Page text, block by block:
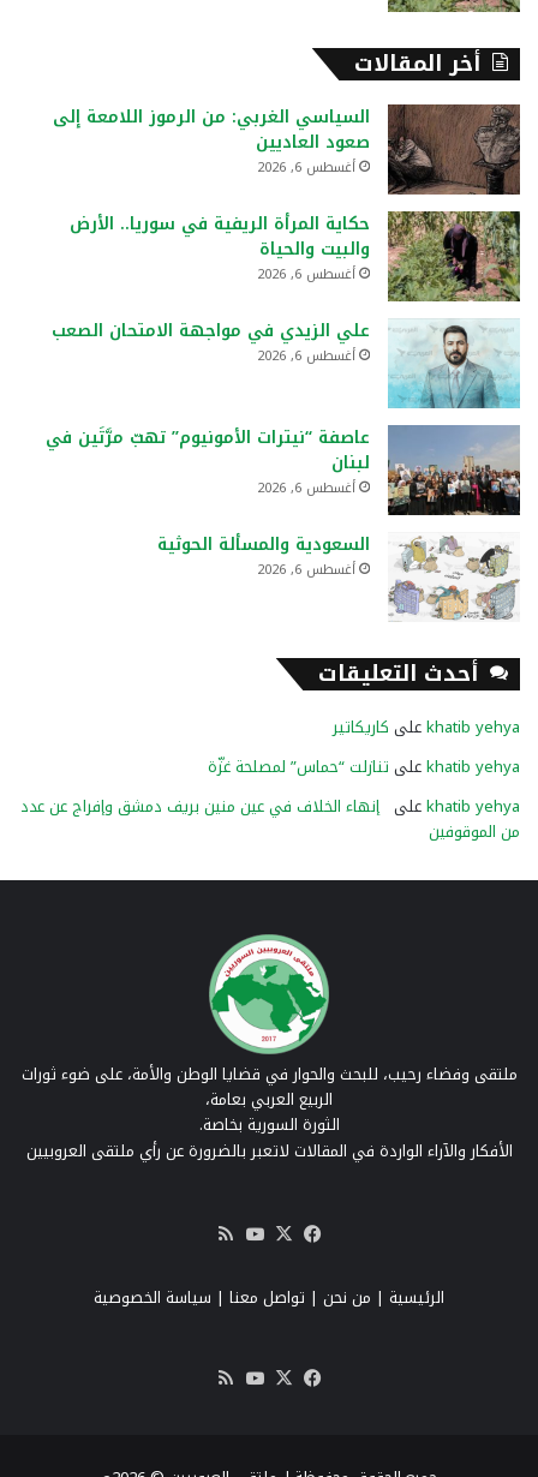
أخر المقالات
السياسي الغربي: من الرموز اللامعة إلى
صعود العاديين
أغسطس 6, 2026
حكاية المرأة الريفية في سوريا.. الأرض
والبيت والحياة
أغسطس 6, 2026
علي الزيدي في مواجهة الامتحان الصعب
أغسطس 6, 2026
عاصفة “نيترات الأمونيوم” تهبّ مرَّتَين في
لبنان
أغسطس 6, 2026
السعودية والمسألة الحوثية
أغسطس 6, 2026
أحدث التعليقات
khatib yehyaعلى كاريكاتير
khatib yehyaعلى تنازلت “حماس” لمصلحة غزّة
khatib yehyaعلى إنهاء الخلاف في عين منين بريف دمشق وإفراج عن عدد
من الموقوفين
ملتقى وفضاء رحيب، للبحث والحوار في قضايا الوطن والأمة، على ضوء ثورات
الربيع العربي بعامة،
الثورة السورية بخاصة.
الأفكار والآراء الواردة في المقالات لاتعبر بالضرورة عن رأي ملتقى العروبيين
فيسبوك
‫X
‫YouTube
RSS
الرئيسية | من نحن | تواصل معنا | سياسة الخصوصية
فيسبوك
‫X
‫YouTube